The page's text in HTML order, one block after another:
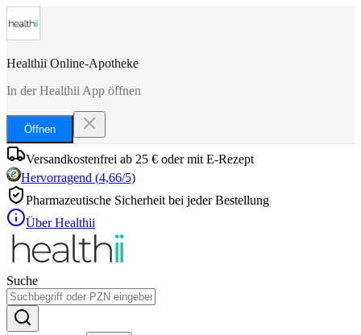
Healthii Online-Apotheke
In der Healthii App öffnen
Öffnen
Versandkostenfrei ab 25 € oder mit E-Rezept
Hervorragend (4,66/5)
Pharmazeutische Sicherheit bei jeder Bestellung
Über Healthii
Suche